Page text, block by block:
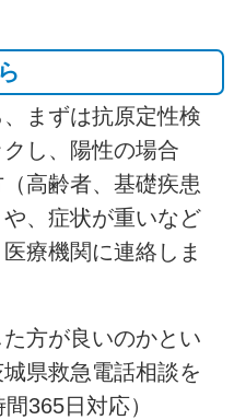
まずは抗原定性検
し、陽性の場合
高齢者、基礎疾患
、症状が重いなど
療機関に連絡しま
方が良いのかとい
県救急電話相談を
365日対応）